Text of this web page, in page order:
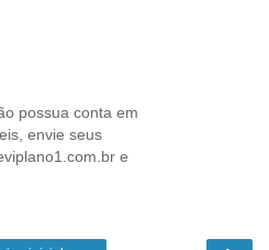
possua conta em
envie seus
e